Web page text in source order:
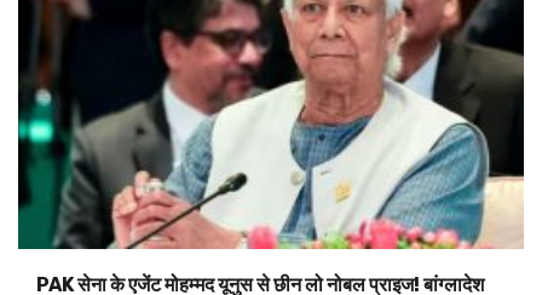
PAK सेना के एजेंट मोहम्मद यूनुस से छीन लो नोबल प्राइज! बांग्लादेश